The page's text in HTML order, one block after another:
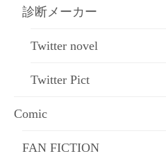
診断メーカー
Twitter novel
Twitter Pict
Comic
FAN FICTION